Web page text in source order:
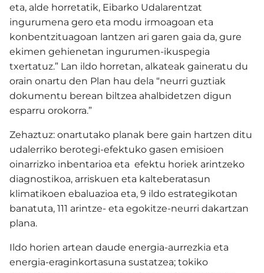
eta, alde horretatik, Eibarko Udalarentzat
ingurumena gero eta modu irmoagoan eta
konbentzituagoan lantzen ari garen gaia da, gure
ekimen gehienetan ingurumen-ikuspegia
txertatuz.” Lan ildo horretan, alkateak gaineratu du
orain onartu den Plan hau dela “neurri guztiak
dokumentu berean biltzea ahalbidetzen digun
esparru orokorra.”
Zehaztuz: onartutako planak bere gain hartzen ditu
udalerriko berotegi-efektuko gasen emisioen
oinarrizko inbentarioa eta efektu horiek arintzeko
diagnostikoa, arriskuen eta kalteberatasun
klimatikoen ebaluazioa eta, 9 ildo estrategikotan
banatuta, 111 arintze- eta egokitze-neurri dakartzan
plana.
Ildo horien artean daude energia-aurrezkia eta
energia-eraginkortasuna sustatzea; tokiko